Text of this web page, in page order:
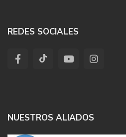
REDES SOCIALES
NUESTROS ALIADOS